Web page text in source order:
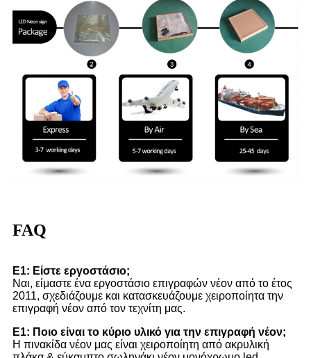
FAQ
Ε1: Είστε εργοστάσιο;
Ναι, είμαστε ένα εργοστάσιο επιγραφών νέον από το έτος
2011, σχεδιάζουμε και κατασκευάζουμε χειροποίητα την
επιγραφή νέον από τον τεχνίτη μας.
Ε1: Ποιο είναι το κύριο υλικό για την επιγραφή νέον;
Η πινακίδα νέον μας είναι χειροποίητη από ακρυλική